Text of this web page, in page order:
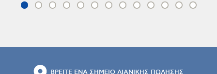
ΒΡΕΙΤΕ ΕΝΑ ΣΗΜΕΙΟ ΛΙΑΝΙΚΗΣ ΠΩΛΗΣΗΣ